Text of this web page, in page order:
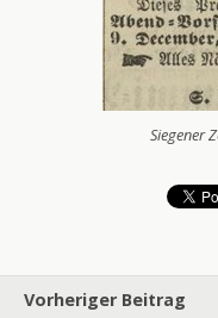
Siegener
Vorheriger Beitrag